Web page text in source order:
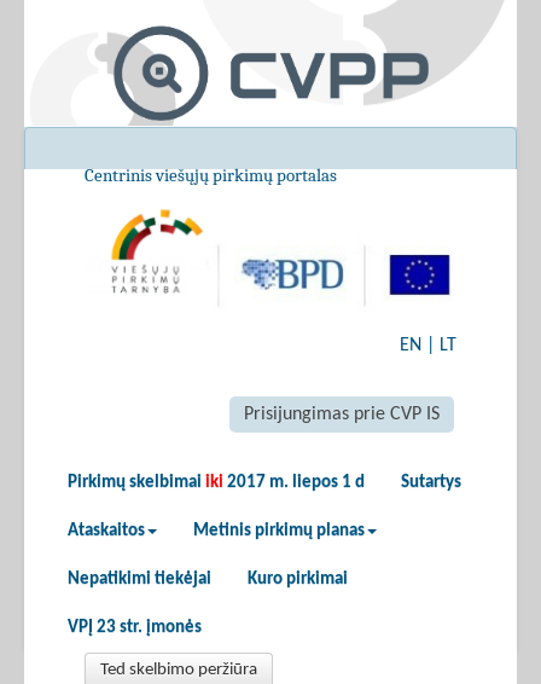
Centrinis viešųjų pirkimų portalas
EN LT
Prisijungimas prie CVP IS
Pirkimų skelbimai iki 2017 m. liepos 1 d Sutartys
Ataskaitos Metinis pirkimų planas
Nepatikimi tiekėjai Kuro pirkimai
VPĮ 23 str. įmonės
Ted skelbimo peržiūra